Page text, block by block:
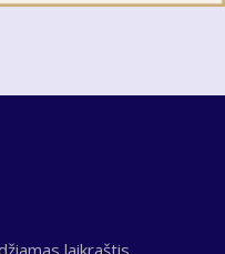
laikraštis,